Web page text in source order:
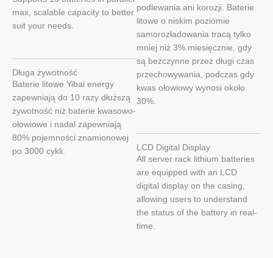
max, scalable capacity to better
suit your needs.
Długa żywotność
Baterie litowe Yibai energy
zapewniają do 10 razy dłuższą
żywotność niż baterie kwasowo-
ołowiowe i nadal zapewniają
80% pojemności znamionowej
po 3000 cykli.
podlewania ani korozji. Baterie
litowe o niskim poziomie
samorozładowania tracą tylko
mniej niż 3% miesięcznie, gdy
są bezczynne przez długi czas
przechowywania, podczas gdy
kwas ołowiowy wynosi około
30%.
LCD Digital Display
All server rack lithium batteries
are equipped with an LCD
digital display on the casing,
allowing users to understand
the status of the battery in real-
time.